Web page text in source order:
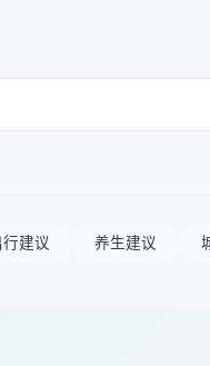
行建议 养生建议